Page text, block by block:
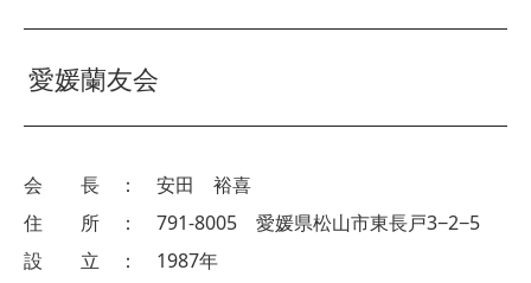
愛媛蘭友会
会 長 ： 安田 裕喜
住 所 ： 791-8005 愛媛県松山市東長戸3−2−5
設 立 ： 1987年